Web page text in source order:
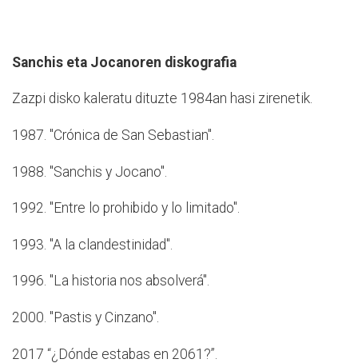
Sanchis eta Jocanoren diskografia
Zazpi disko kaleratu dituzte 1984an hasi zirenetik.
1987. "Crónica de San Sebastian".
1988. "Sanchis y Jocano".
1992. "Entre lo prohibido y lo limitado".
1993. "A la clandestinidad".
1996. "La historia nos absolverá".
2000. "Pastis y Cinzano".
2017 “¿Dónde estabas en 2061?”.